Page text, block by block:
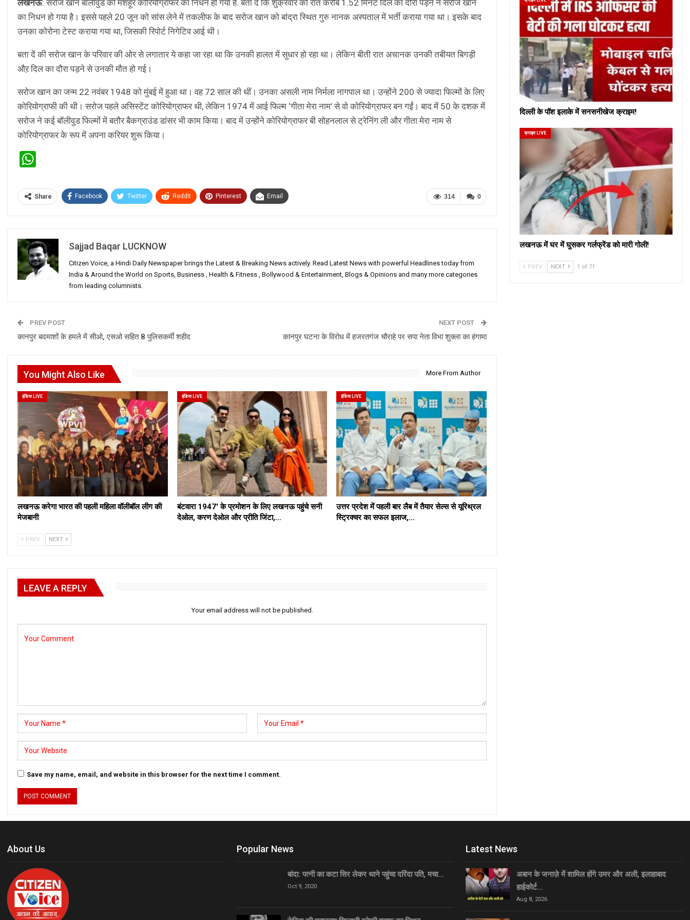
लखनऊ: सरोज खान बॉलीवुड की मशहूर कोरियोग्राफर का निधन हो गया है. बता दें कि शुक्रवार को रात करीब 1.52 मिनट दिल का दौरा पड़ने ने सरोज खान
का निधन हो गया है। इससे पहले 20 जून को सांस लेने में तकलीफ के बाद सरोज खान को बांद्रा स्थित गुरु नानक अस्पताल में भर्ती कराया गया था। इसके बाद
उनका कोरोना टेस्ट कराया गया था, जिसकी रिपोर्ट निगेटिव आई थी।
बता दें की सरोज खान के परिवार की ओर से लगातार ये कहा जा रहा था कि उनकी हालत में सुधार हो रहा था। लेकिन बीती रात अचानक उनकी तबीयत बिगड़ी
औऱ दिल का दौरा पड़ने से उनकी मौत हो गई।
सरोज खान का जन्म 22 नवंबर 1948 को मुंबई में हुआ था। वह 72 साल की थीं। उनका असली नाम निर्मला नागपाल था। उन्होंने 200 से ज्यादा फिल्मों के लिए
कोरियोग्राफी की थी। सरोज पहले असिस्टेंट कोरियोग्राफर थी, लेकिन 1974 में आई फिल्म ‘गीता मेरा नाम’ से वो कोरियोग्राफर बन गईं। बाद में 50 के दशक में
सरोज ने कई बॉलीवुड फिल्मों में बतौर बैकग्राउंड डांसर भी काम किया। बाद में उन्होंने कोरियोग्राफर बी सोहनलाल से ट्रेनिंग ली और गीता मेरा नाम से
कोरियोग्राफर के रूप में अपना करियर शुरू किया।
0
314
Share Facebook Twitter ReddIt Pinterest Email
Sajjad Baqar LUCKNOW
Citizen Voice, a Hindi Daily Newspaper brings the Latest & Breaking News actively. Read Latest News with powerful Headlines today from
India & Around the World on Sports, Business , Health & Fitness , Bollywood & Entertainment, Blogs & Opinions and many more categories
from leading columnists.
PREV POST
कानपुर बदमाशों के हमले में सीओ, एसओ सहित 8 पुलिसकर्मी शहीद
NEXT POST
कानपुर घटना के विरोध में हजरतगंज चौराहे पर सपा नेता विभा शुक्ला का हंगामा
You Might Also Like More From Author
इंडिया LIVE
लखनऊ करेगा भारत की पहली महिला वॉलीबॉल लीग की
मेजबानी
इंडिया LIVE
बंटवारा 1947′ के प्रमोशन के लिए लखनऊ पहुंचे सनी
देओल, करण देओल और प्रीति जिंटा,…
इंडिया LIVE
उत्तर प्रदेश में पहली बार लैब में तैयार सेल्स से यूरिथ्रल
स्ट्रिक्चर का सफल इलाज,…
PREV NEXT
LEAVE A REPLY
Your email address will not be published.
Save my name, email, and website in this browser for the next time I comment.
दिल्ली के पॉश इलाके में सनसनीखेज क्राइम!
क्राइम LIVE
लखनऊ में घर में घुसकर गर्लफ्रेंड को मारी गोली!
PREV NEXT 1 of 71
About Us Popular News
बांदा: पत्नी का कटा सिर लेकर थाने पहुंचा दरिंदा पति, मचा…
Oct 9, 2020
Latest News
अबान के जनाज़े में शामिल होंगे उमर और अली, इलाहाबाद
हाईकोर्ट…
Aug 8, 2026